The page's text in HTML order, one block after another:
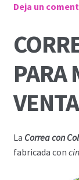
Deja un
PARA
La Correa con
fabricada con